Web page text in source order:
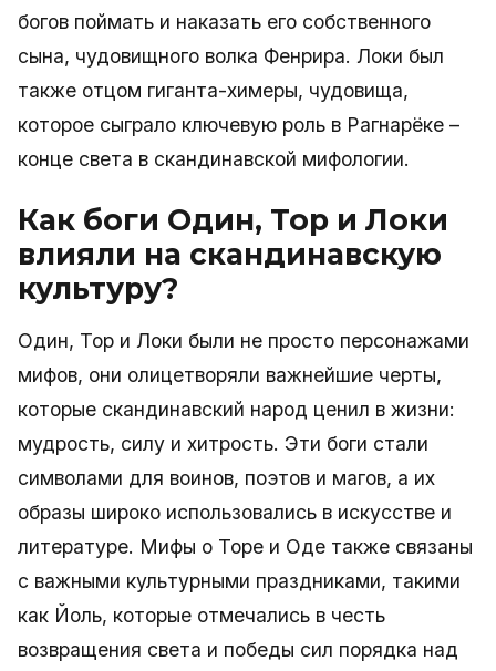
богов поймать и наказать его собственного
сына, чудовищного волка Фенрира. Локи был
также отцом гиганта-химеры, чудовища,
которое сыграло ключевую роль в Рагнарёке –
конце света в скандинавской мифологии.
Как боги Один, Тор и Локи
влияли на скандинавскую
культуру?
Один, Тор и Локи были не просто персонажами
мифов, они олицетворяли важнейшие черты,
которые скандинавский народ ценил в жизни:
мудрость, силу и хитрость. Эти боги стали
символами для воинов, поэтов и магов, а их
образы широко использовались в искусстве и
литературе. Мифы о Торе и Оде также связаны
с важными культурными праздниками, такими
как Йоль, которые отмечались в честь
возвращения света и победы сил порядка над